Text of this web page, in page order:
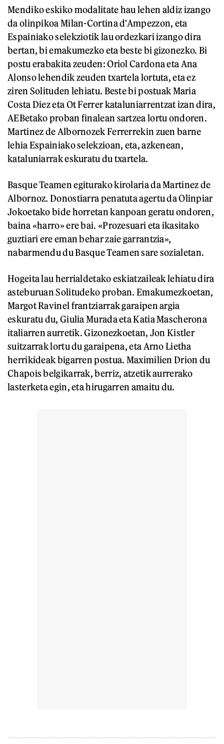
Mendiko eskiko modalitate hau lehen aldiz izango
da olinpikoa Milan-Cortina d'Ampezzon, eta
Espainiako selekziotik lau ordezkari izango dira
bertan, bi emakumezko eta beste bi gizonezko. Bi
postu erabakita zeuden: Oriol Cardona eta Ana
Alonso lehendik zeuden txartela lortuta, eta ez
ziren Solituden lehiatu. Beste bi postuak Maria
Costa Diez eta Ot Ferrer kataluniarrentzat izan dira,
AEBetako proban finalean sartzea lortu ondoren.
Martinez de Albornozek Ferrerrekin zuen barne
lehia Espainiako selekzioan, eta, azkenean,
kataluniarrak eskuratu du txartela.
Basque Teamen egiturako kirolaria da Martinez de
Albornoz. Donostiarra penatuta agertu da Olinpiar
Jokoetako bide horretan kanpoan geratu ondoren,
baina «harro» ere bai. «Prozesuari eta ikasitako
guztiari ere eman behar zaie garrantzia»,
nabarmendu du Basque Teamen sare sozialetan.
Hogeita lau herrialdetako eskiatzaileak lehiatu dira
asteburuan Solitudeko proban. Emakumezkoetan,
Margot Ravinel frantziarrak garaipen argia
eskuratu du, Giulia Murada eta Katia Mascherona
italiarren aurretik. Gizonezkoetan, Jon Kistler
suitzarrak lortu du garaipena, eta Arno Lietha
herrikideak bigarren postua. Maximilien Drion du
Chapois belgikarrak, berriz, atzetik aurrerako
lasterketa egin, eta hirugarren amaitu du.